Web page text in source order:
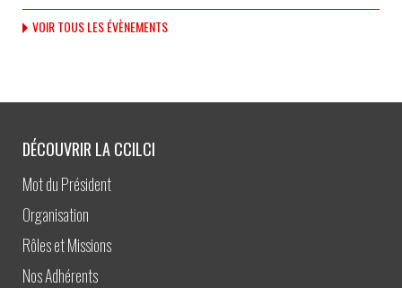
VOIR TOUS LES ÉVÈNEMENTS
DÉCOUVRIR LA CCILCI
Mot du Président
Organisation
Rôles et Missions
Nos Adhérents